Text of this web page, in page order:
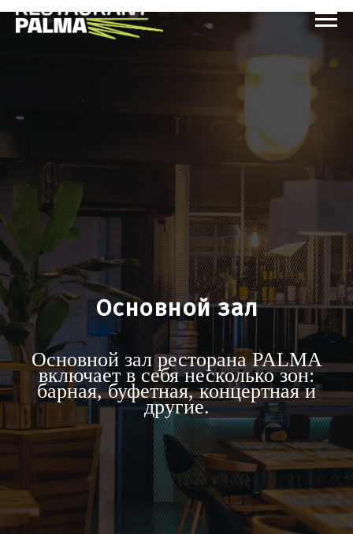
Основной зал
Основной зал ресторана PALMA
включает в себя несколько зон:
барная, буфетная, концертная и
другие.